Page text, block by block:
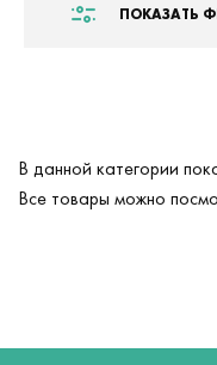
ПОКАЗАТЬ
В данной категории
Все товары можно